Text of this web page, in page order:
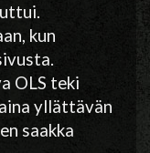
kun
OLS teki
yllättävän
saakka